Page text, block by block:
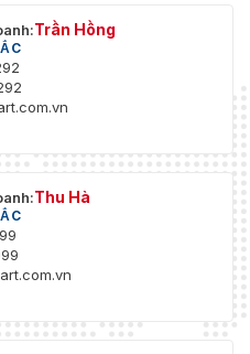
Trần Hồng
Thu Hà